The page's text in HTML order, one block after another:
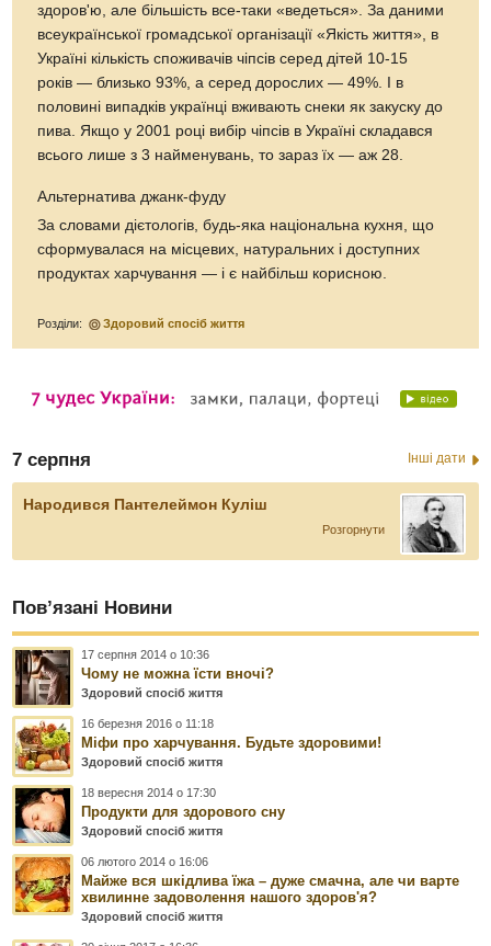
здоров'ю, але більшість все-таки «ведеться». За даними
всеукраїнської громадської організації «Якість життя», в
Україні кількість споживачів чіпсів серед дітей 10-15
років — близько 93%, а серед дорослих — 49%. І в
половині випадків українці вживають снеки як закуску до
пива. Якщо у 2001 році вибір чіпсів в Україні складався
всього лише з 3 найменувань, то зараз їх — аж 28.
Альтернатива джанк-фуду
За словами дієтологів, будь-яка національна кухня, що
сформувалася на місцевих, натуральних і доступних
продуктах харчування — і є найбільш корисною.
Розділи: Здоровий спосіб життя
7 серпня Інші дати
Народився Пантелеймон Куліш
Розгорнути
Пов’язані Новини
17 серпня 2014 о 10:36
Чому не можна їсти вночі?
Здоровий спосіб життя
16 березня 2016 о 11:18
Міфи про харчування. Будьте здоровими!
Здоровий спосіб життя
18 вересня 2014 о 17:30
Продукти для здорового сну
Здоровий спосіб життя
06 лютого 2014 о 16:06
Майже вся шкідлива їжа – дуже смачна, але чи варте
хвилинне задоволення нашого здоров'я?
Здоровий спосіб життя